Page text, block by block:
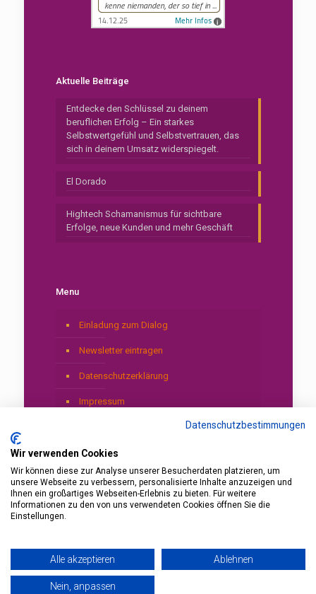
Aktuelle Beiträge
Entdecke den Schlüssel zu deinem
beruflichen Erfolg – Ein starkes
Selbstwertgefühl und Selbstvertrauen, das
sich in deinem Umsatz widerspiegelt.
El Dorado
Hightech Schamanismus für sichtbare
Erfolge, neue Kunden und mehr Geschäft
Menu
Einladung zum Dialog
Newsletter eintragen
Datenschutzerklärung
Impressum
Datenschutzbestimmungen
Wir verwenden Cookies
Wir können diese zur Analyse unserer Besucherdaten platzieren, um
unsere Webseite zu verbessern, personalisierte Inhalte anzuzeigen und
Ihnen ein großartiges Webseiten-Erlebnis zu bieten. Für weitere
Informationen zu den von uns verwendeten Cookies öffnen Sie die
Einstellungen.
Alle akzeptieren Ablehnen
Nein, anpassen